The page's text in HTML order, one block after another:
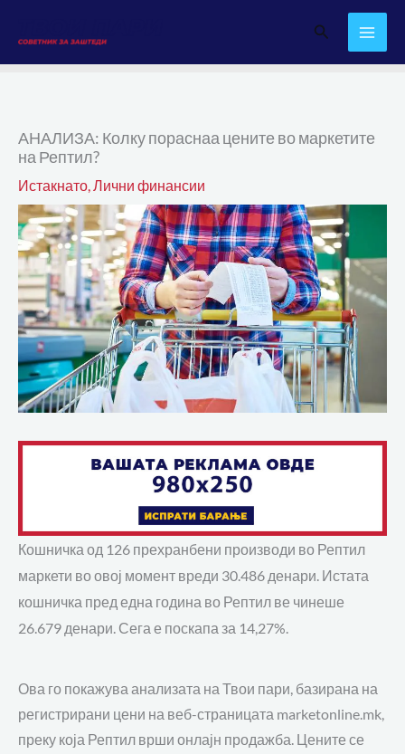
content
Search
АНАЛИЗА: Колку пораснаа цените во маркетите
на Рептил?
Истакнато,Лични финансии
Кошничка од 126 прехранбени производи во Рептил
маркети во овој момент вреди 30.486 денари . Истата
кошничка пред една година во Рептил ве чинеше
26.679 денари. Сега е поскапа за 14,27%.
Ова го покажува анализата на Твои пари, базирана на
регистрирани цени на веб-страницата marketonline.mk,
преку која Рептил врши онлајн продажба. Цените се